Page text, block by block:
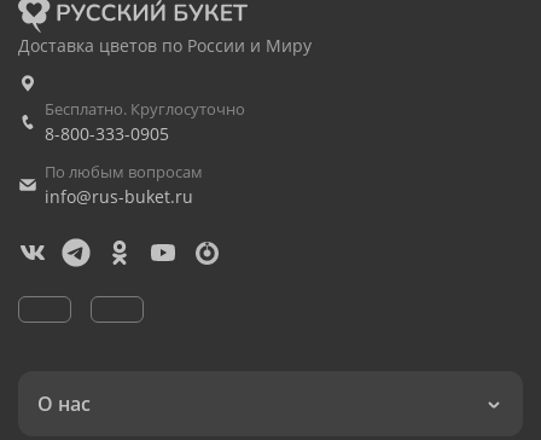
Доставка цветов по России и Миру
Бесплатно. Круглосуточно
8-800-333-0905
По любым вопросам
info@rus-buket.ru
О нас